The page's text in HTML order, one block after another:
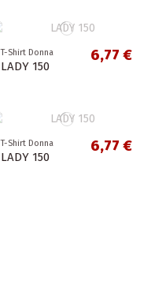
T-Shirt Donna
LADY 150
6,77 €
T-Shirt Donna
LADY 150
6,77 €